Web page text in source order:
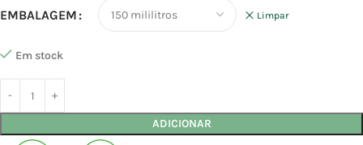
EMBALAGEM Limpar
Em stock
ADICIONAR